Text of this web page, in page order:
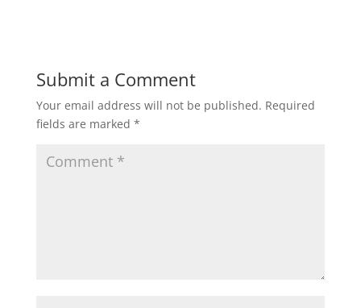
Submit a Comment
Your email address will not be published. Required
fields are marked *